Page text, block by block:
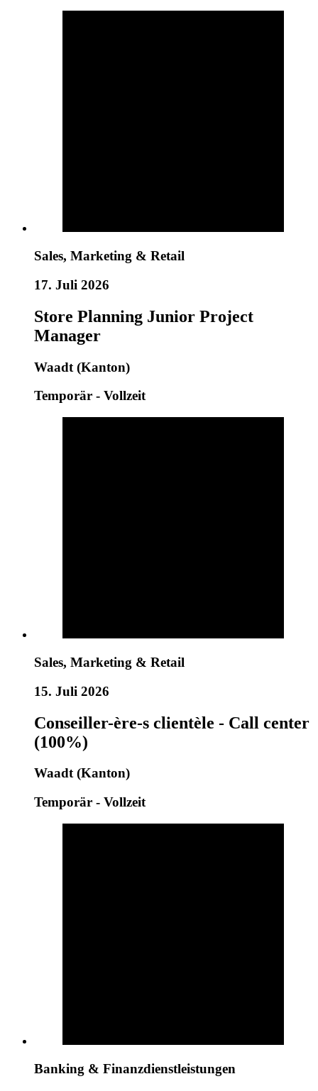
Sales, Marketing & Retail
17. Juli 2026
Store Planning Junior Project
Manager
Waadt (Kanton)
Temporär - Vollzeit
Sales, Marketing & Retail
15. Juli 2026
Conseiller-ère-s clientèle - Call center
(100%)
Waadt (Kanton)
Temporär - Vollzeit
Banking & Finanzdienstleistungen